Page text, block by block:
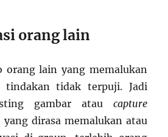
orang lain
orang lain yang memalukan
tindakan tidak terpuji. Jadi
gambar atau capture
dirasa memalukan atau